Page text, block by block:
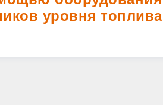
уровня топлива